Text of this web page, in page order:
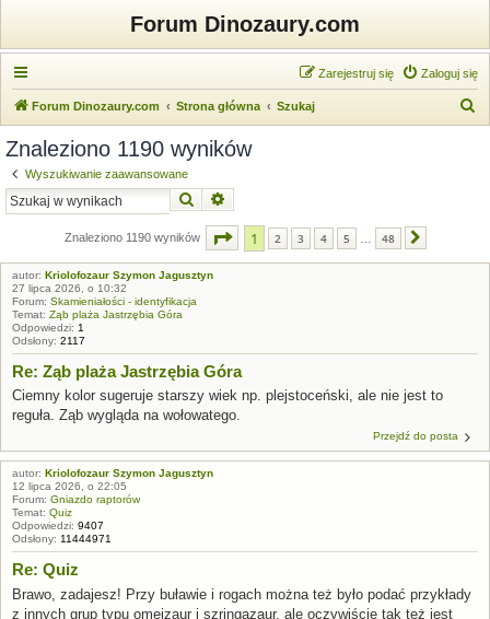
Forum Dinozaury.com
Zaloguj się
Zarejestruj się
Forum Dinozaury.com Strona główna Szukaj
Znaleziono 1190 wyników
Wyszukiwanie zaawansowane
Szukaj
Znaleziono 1190 wyników Strona 1z 48
1 2 3 4 5 48
autor: Kriolofozaur Szymon Jagusztyn
27 lipca 2026, o 10:32
Forum: Skamieniałości - identyfikacja
Temat: Ząb plaża Jastrzębia Góra
Odpowiedzi: 1
Odsłony: 2117
Re: Ząb plaża Jastrzębia Góra
Ciemny kolor sugeruje starszy wiek np. plejstoceński, ale nie jest to
reguła. Ząb wygląda na wołowatego.
Przejdź do posta
autor: Kriolofozaur Szymon Jagusztyn
12 lipca 2026, o 22:05
Forum: Gniazdo raptorów
Temat: Quiz
Odpowiedzi: 9407
Odsłony: 11444971
Re: Quiz
Brawo, zadajesz! Przy buławie i rogach można też było podać przykłady
z innych grup typu omeizaur i szringazaur, ale oczywiście tak też jest